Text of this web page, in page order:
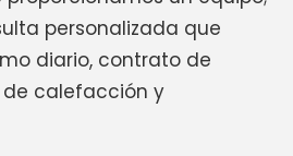
personalizada que
diario, contrato de
calefacción y